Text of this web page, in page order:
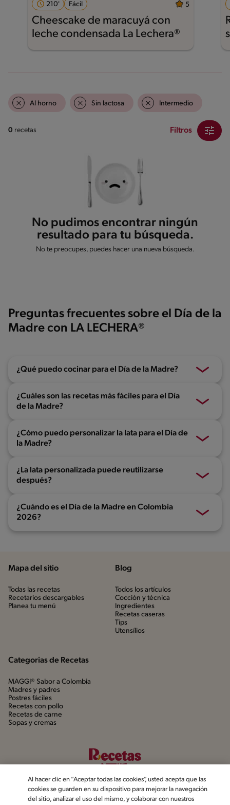
210' Fácil 5
Cheescake de maracuyá con
leche condensada La Lechera®
Al horno Sin lactosa Intermedio
0 recetas Filtros
No pudimos encontrar ningún
resultado para tu búsqueda.
No te preocupes, puedes hacer una nueva búsqueda.
Preguntas frecuentes sobre el Día de la
Madre con LA LECHERA®
¿Qué puedo cocinar para el Día de la Madre?
¿Cuáles son las recetas más fáciles para el Día
de la Madre?
¿Cómo puedo personalizar la lata para el Día de
la Madre?
¿La lata personalizada puede reutilizarse
después?
¿Cuándo es el Día de la Madre en Colombia
2026?
Mapa del sitio
Todas las recetas
Recetarios descargables
Planea tu menú
Blog
Todos los artículos
Cocción y técnica
Ingredientes
Recetas caseras
Tips
Utensílios
Categorias de Recetas
MAGGI® Sabor a Colombia
Madres y padres
Postres fáciles
Recetas con pollo
Recetas de carne
Sopas y cremas
Al hacer clic en “Aceptar todas las cookies”, usted acepta que las
cookies se guarden en su dispositivo para mejorar la navegación
del sitio, analizar el uso del mismo, y colaborar con nuestros